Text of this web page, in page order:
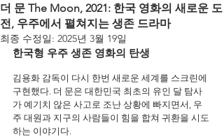
더 문 The Moon, 2021: 한국 영화의 새로운 도
전, 우주에서 펼쳐지는 생존 드라마
최종 수정일: 2025년 3월 19일
한국형 우주 생존 영화의 탄생
김용화 감독이 다시 한번 새로운 세계를 스크린에
구현했다. 더 문은 대한민국 최초의 유인 달 탐사
가 예기치 않은 사고로 조난 상황에 빠지면서, 우
주 대원과 지구의 사람들이 힘을 합쳐 귀환을 시도
하는 이야기다.